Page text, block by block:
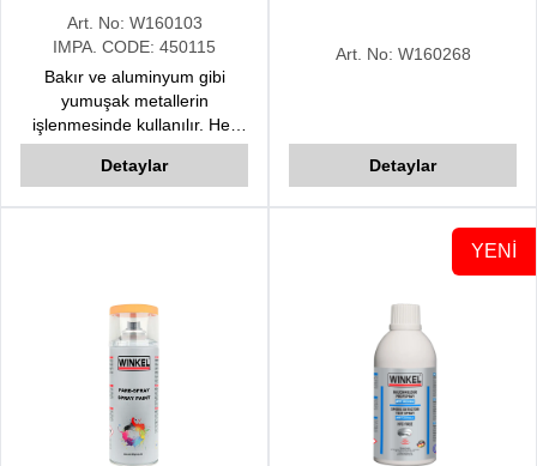
Art. No: W160103
IMPA. CODE: 450115
Bakır ve aluminyum gibi
yumuşak metallerin
işlenmesinde kullanılır. Her
türlü delme, kesme ve kılavuz
çekme uygulamasındakesici
Detaylar
Art. No: W160268
Detaylar
YENİ